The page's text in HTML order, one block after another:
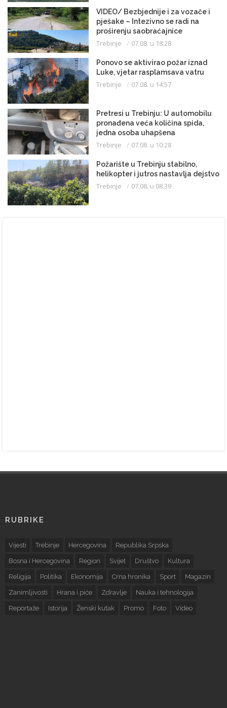
VIDEO/ Bezbjednije i za vozače i
pješake – Intezivno se radi na
proširenju saobraćajnice
Trebinje 07.08. u 18:28
Ponovo se aktivirao požar iznad
Luke, vjetar rasplamsava vatru
Trebinje 07.08. u 14:57
Pretresi u Trebinju: U automobilu
pronađena veća količina spida,
jedna osoba uhapšena
Trebinje 07.08. u 10:28
Požarište u Trebinju stabilno,
helikopter i jutros nastavlja dejstvo
Trebinje 07.08. u 08:39
RUBRIKE
Vijesti Trebinje Hercegovina Republika Srpska
Bosna i Hercegovina Region Svijet Društvo Kultura
Religija Politika Ekonomija Crna hronika Sport Magazin
Zanimljivosti Hrana i piće Zdravlje Nauka i tehnologija
Reportaže Istorija Ženski kutak Promo Foto Video